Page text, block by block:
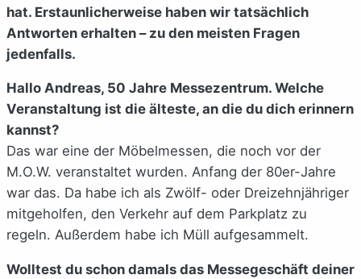
hat. Erstaunlicherweise haben wir tatsächlich
Antworten erhalten – zu den meisten Fragen
jedenfalls.
Hallo Andreas, 50 Jahre Messezentrum. Welche
Veranstaltung ist die älteste, an die du dich erinnern
kannst?
Das war eine der Möbelmessen, die noch vor der
M.O.W. veranstaltet wurden. Anfang der 80er-Jahre
war das. Da habe ich als Zwölf- oder Dreizehnjähriger
mitgeholfen, den Verkehr auf dem Parkplatz zu
regeln. Außerdem habe ich Müll aufgesammelt.
Wolltest du schon damals das Messegeschäft deiner